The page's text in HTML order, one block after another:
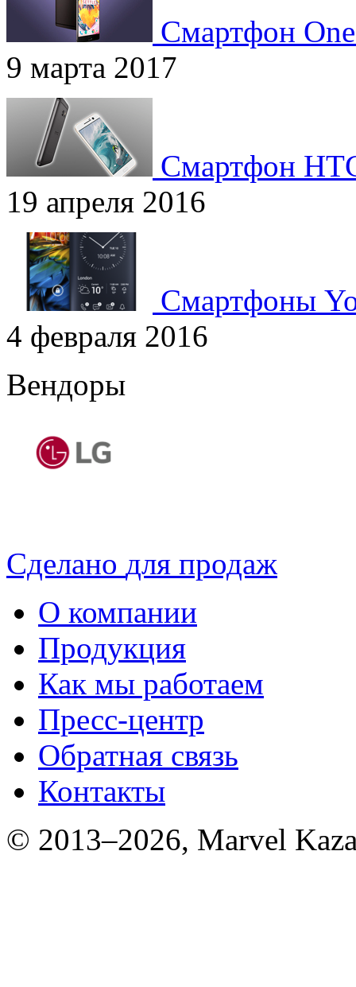
Смартфон
9 марта 2017
Смартфон
19 апреля 2016
Смартфоны
4 февраля 2016
Вендоры
Сделано для продаж
О компании
Продукция
Как мы работаем
Пресс-центр
Обратная связь
Контакты
© 2013–2026, Marvel